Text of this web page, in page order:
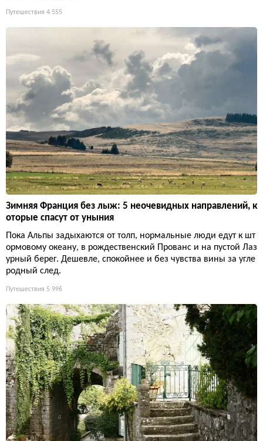
Путешествия 4 555
Зимняя Франция без лыж: 5 неочевидных направлений, к
оторые спасут от уныния
Пока Альпы задыхаются от толп, нормальные люди едут к шт
ормовому океану, в рождественский Прованс и на пустой Лаз
урный берег. Дешевле, спокойнее и без чувства вины за угле
родный след.
Путешествия 5 996